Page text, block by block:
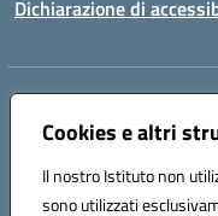
Cookies e altri
Il nostro Istituto non
sono utilizzati
Dichiarazione di
Indirizzo:
Centralino:08561100
Codice fiscale: